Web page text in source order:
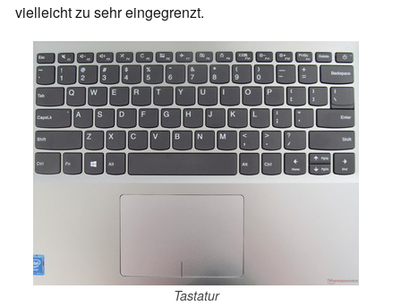
vielleicht zu sehr eingegrenzt.
Tastatur